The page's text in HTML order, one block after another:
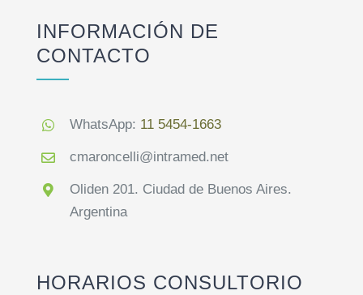
INFORMACIÓN DE
CONTACTO
WhatsApp: 11 5454-1663
cmaroncelli@intramed.net
Oliden 201. Ciudad de Buenos Aires.
Argentina
HORARIOS CONSULTORIO